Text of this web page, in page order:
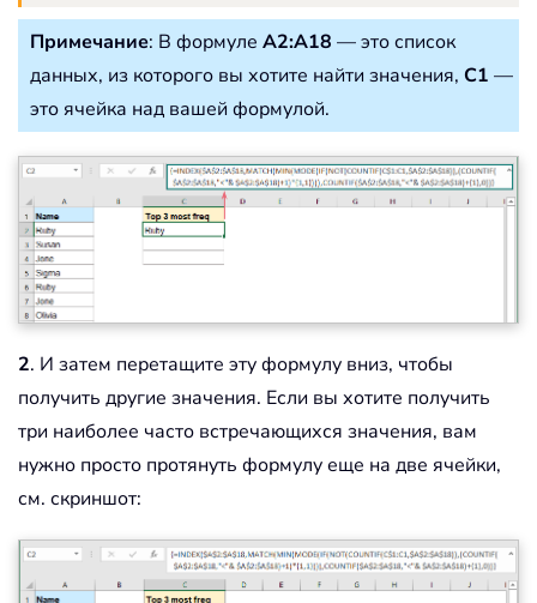
Примечание: В формуле A2:A18 — это список
данных, из которого вы хотите найти значения, C1 —
это ячейка над вашей формулой.
2. И затем перетащите эту формулу вниз, чтобы
получить другие значения. Если вы хотите получить
три наиболее часто встречающихся значения, вам
нужно просто протянуть формулу еще на две ячейки,
см. скриншот: